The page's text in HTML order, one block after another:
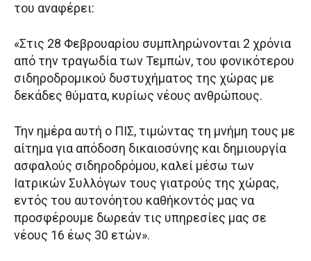
του αναφέρει:
«Στις 28 Φεβρουαρίου συμπληρώνονται 2 χρόνια
από την τραγωδία των Τεμπών, του φονικότερου
σιδηροδρομικού δυστυχήματος της χώρας με
δεκάδες θύματα, κυρίως νέους ανθρώπους.
Την ημέρα αυτή ο ΠΙΣ, τιμώντας τη μνήμη τους με
αίτημα για απόδοση δικαιοσύνης και δημιουργία
ασφαλούς σιδηροδρόμου, καλεί μέσω των
Ιατρικών Συλλόγων τους γιατρούς της χώρας,
εντός του αυτονόητου καθήκοντός μας να
προσφέρουμε δωρεάν τις υπηρεσίες μας σε
νέους 16 έως 30 ετών».